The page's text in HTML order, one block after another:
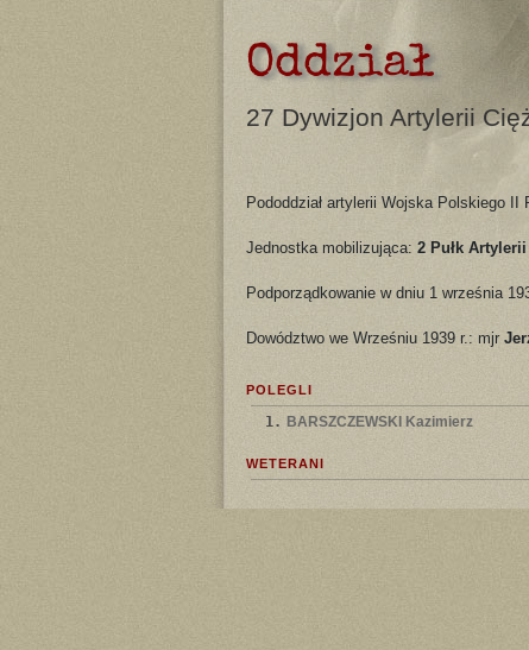
Oddział
27 Dywizjon Artylerii
Pododdział artylerii Wojska Polskiego
Jednostka mobilizująca: 2 Pułk
Podporządkowanie w dniu 1 września
Dowództwo we Wrześniu 1939 r.: mjr
POLEGLI
1. BARSZCZEWSKI Kazimierz
WETERANI